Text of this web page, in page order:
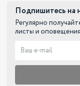
Подпишитесь на
Регулярно
листы и оповещения